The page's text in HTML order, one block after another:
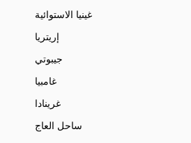
غينيا الاستوائية
إريتريا
جيبوتي
غامبيا
غرينادا
ساحل العاج